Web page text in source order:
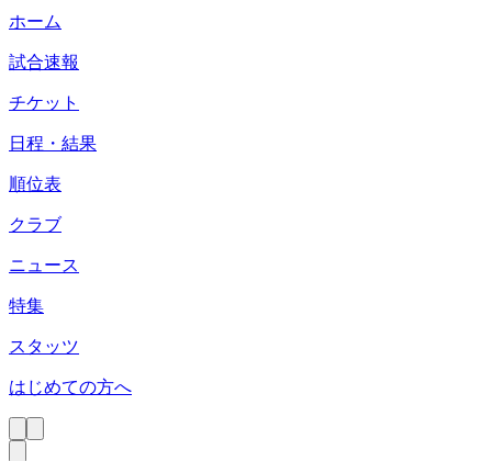
ホーム
試合速報
チケット
日程・結果
順位表
クラブ
ニュース
特集
スタッツ
はじめての方へ